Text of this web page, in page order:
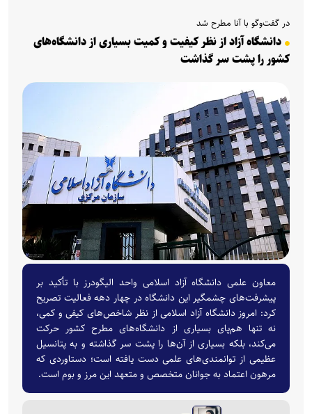
در گفت‌و‌گو با آنا مطرح شد
دانشگاه آزاد از نظر کیفیت و کمیت بسیاری از دانشگاه‌های
کشور را پشت سر گذاشت
معاون علمی دانشگاه آزاد اسلامی واحد الیگودرز با تأکید بر
پیشرفت‌های چشمگیر این دانشگاه در چهار دهه فعالیت تصریح
کرد: امروز دانشگاه آزاد اسلامی از نظر شاخص‌های کیفی و کمی،
نه تنها هم‌پای بسیاری از دانشگاه‌های مطرح کشور حرکت
می‌کند، بلکه بسیاری از آن‌ها را پشت سر گذاشته و به پتانسیل
عظیمی از توانمندی‌های علمی دست یافته است؛ دستاوردی که
مرهون اعتماد به جوانان متخصص و متعهد این مرز و بوم است.